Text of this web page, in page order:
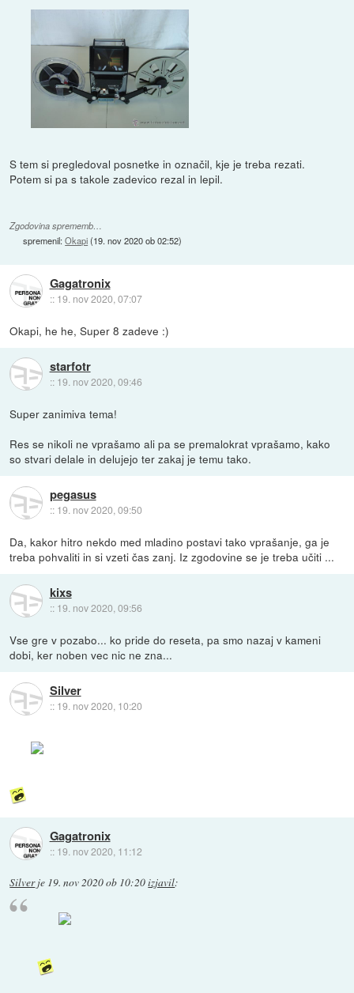
S tem si pregledoval posnetke in označil, kje je treba rezati.
Potem si pa s takole zadevico rezal in lepil.
Zgodovina sprememb…
spremenil:Okapi(19. nov 2020 ob 02:52)
Gagatronix
:: 19. nov 2020, 07:07
Okapi, he he, Super 8 zadeve :)
starfotr
:: 19. nov 2020, 09:46
Super zanimiva tema!
Res se nikoli ne vprašamo ali pa se premalokrat vprašamo, kako
so stvari delale in delujejo ter zakaj je temu tako.
pegasus
:: 19. nov 2020, 09:50
Da, kakor hitro nekdo med mladino postavi tako vprašanje, ga je
treba pohvaliti in si vzeti čas zanj. Iz zgodovine se je treba učiti ...
kixs
:: 19. nov 2020, 09:56
Vse gre v pozabo... ko pride do reseta, pa smo nazaj v kameni
dobi, ker noben vec nic ne zna...
Silver
:: 19. nov 2020, 10:20
Gagatronix
:: 19. nov 2020, 11:12
Silverje 19. nov 2020 ob 10:20izjavil: